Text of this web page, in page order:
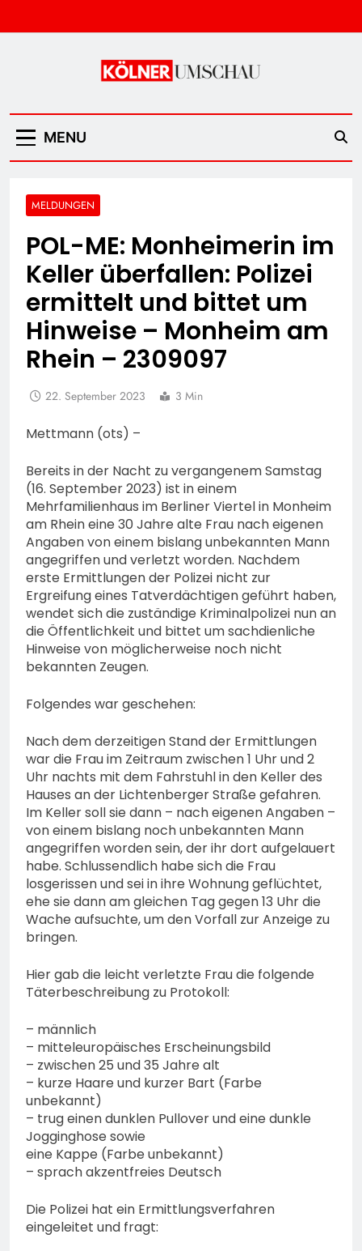
to
Kölner Umschau
MENU
MELDUNGEN
POL-ME: Monheimerin im
Keller überfallen: Polizei
ermittelt und bittet um
Hinweise – Monheim am
Rhein – 2309097
22. September 2023 3 Min
Mettmann (ots) –
Bereits in der Nacht zu vergangenem Samstag
(16. September 2023) ist in einem
Mehrfamilienhaus im Berliner Viertel in Monheim
am Rhein eine 30 Jahre alte Frau nach eigenen
Angaben von einem bislang unbekannten Mann
angegriffen und verletzt worden. Nachdem
erste Ermittlungen der Polizei nicht zur
Ergreifung eines Tatverdächtigen geführt haben,
wendet sich die zuständige Kriminalpolizei nun an
die Öffentlichkeit und bittet um sachdienliche
Hinweise von möglicherweise noch nicht
bekannten Zeugen.
Folgendes war geschehen:
Nach dem derzeitigen Stand der Ermittlungen
war die Frau im Zeitraum zwischen 1 Uhr und 2
Uhr nachts mit dem Fahrstuhl in den Keller des
Hauses an der Lichtenberger Straße gefahren.
Im Keller soll sie dann – nach eigenen Angaben –
von einem bislang noch unbekannten Mann
angegriffen worden sein, der ihr dort aufgelauert
habe. Schlussendlich habe sich die Frau
losgerissen und sei in ihre Wohnung geflüchtet,
ehe sie dann am gleichen Tag gegen 13 Uhr die
Wache aufsuchte, um den Vorfall zur Anzeige zu
bringen.
Hier gab die leicht verletzte Frau die folgende
Täterbeschreibung zu Protokoll:
– männlich
– mitteleuropäisches Erscheinungsbild
– zwischen 25 und 35 Jahre alt
– kurze Haare und kurzer Bart (Farbe
unbekannt)
– trug einen dunklen Pullover und eine dunkle
Jogginghose sowie
eine Kappe (Farbe unbekannt)
– sprach akzentfreies Deutsch
Die Polizei hat ein Ermittlungsverfahren
eingeleitet und fragt: